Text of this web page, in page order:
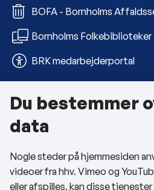
BOFA - Bornholms
Bornholms Folkebiblioteker
BRK medarbejderportal
Om kommunen
Kontakt os
Telefon- og åbningstider
Tilgængelighedserklæring
Du bestemmer
data
Nogle steder på hjemmesiden
videoer fra hhv. Vimeo og
eller afspilles, kan disse